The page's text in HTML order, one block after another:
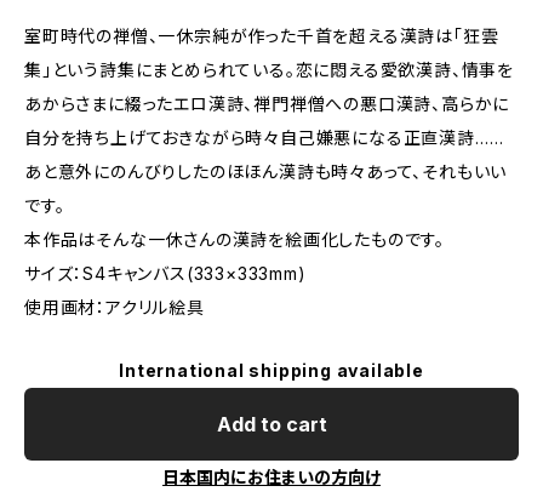
室町時代の禅僧、一休宗純が作った千首を超える漢詩は「狂雲
集」という詩集にまとめられている。恋に悶える愛欲漢詩、情事を
あからさまに綴ったエロ漢詩、禅門禅僧への悪口漢詩、高らかに
自分を持ち上げておきながら時々自己嫌悪になる正直漢詩……
あと意外にのんびりしたのほほん漢詩も時々あって、それもいい
です。
本作品はそんな一休さんの漢詩を絵画化したものです。
サイズ：S4キャンバス(333×333mm)
使用画材：アクリル絵具
International shipping available
Add to cart
日本国内にお住まいの方向け